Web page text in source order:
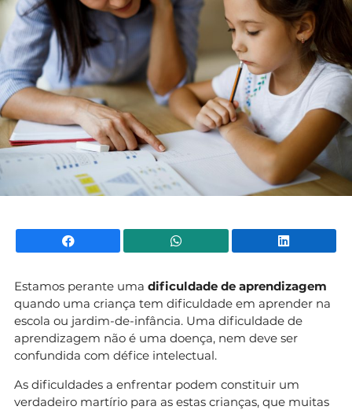
Facebook WhatsApp
Estamos perante uma dificuldade de aprendizagem
quando uma criança tem dificuldade em aprender na
escola ou jardim-de-infância. Uma dificuldade de
aprendizagem não é uma doença, nem deve ser
confundida com défice intelectual.
As dificuldades a enfrentar podem constituir um
verdadeiro martírio para as estas crianças, que muitas